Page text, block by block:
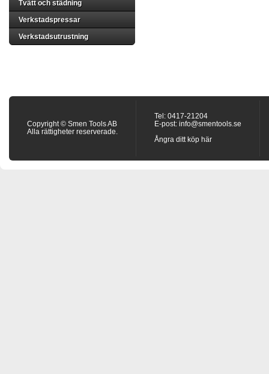
Tvätt och städning
Verkstadspressar
Verkstadsutrustning
Copyright © Smen Tools AB
Alla rättigheter reserverade.
Tel: 0417-21204
E-post: info@smentools.se
Ångra ditt köp här